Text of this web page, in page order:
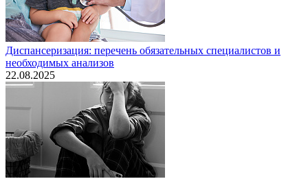
Диспансеризация: перечень обязательных специалистов и
необходимых анализов
22.08.2025